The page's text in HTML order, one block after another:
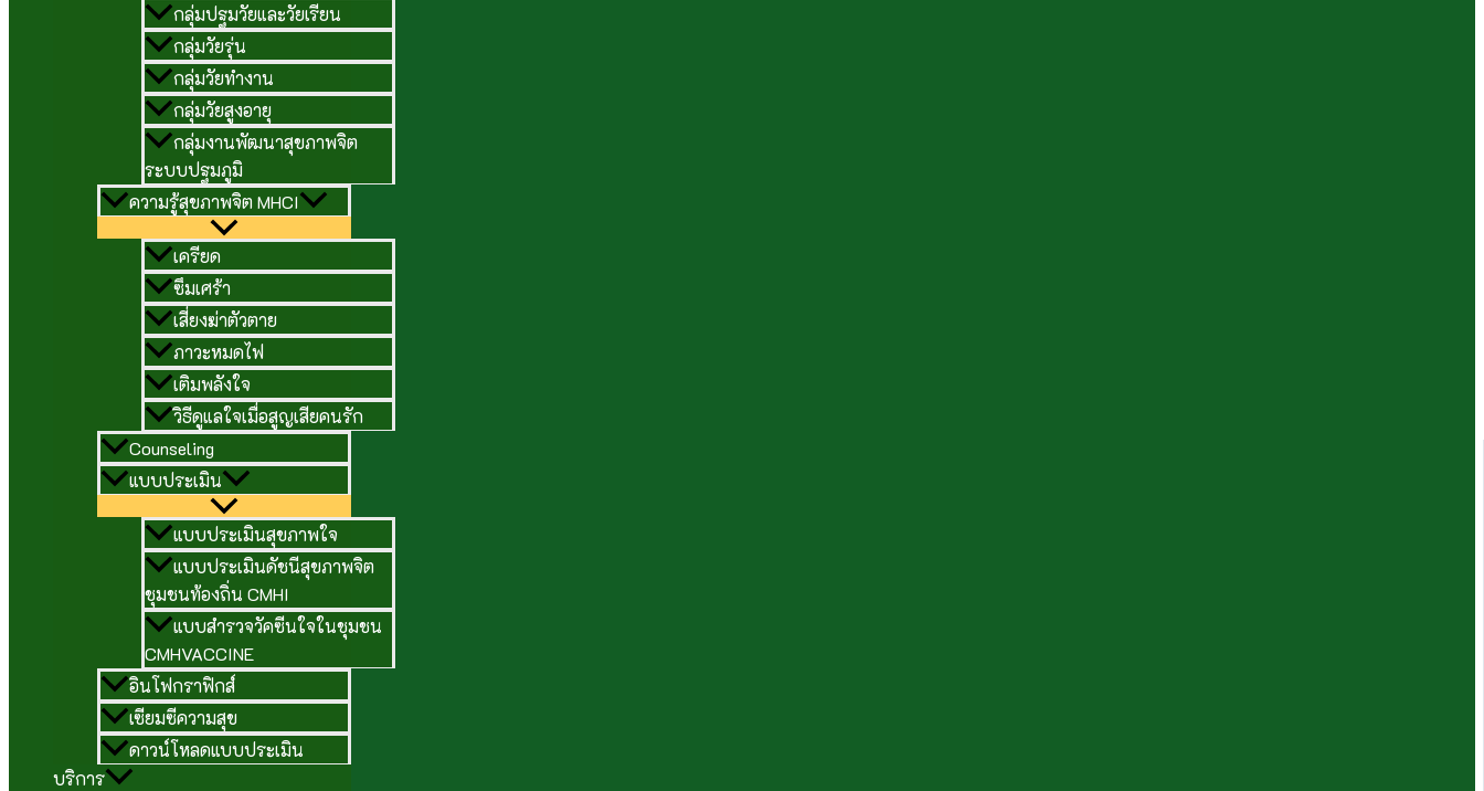
กลุ่มปฐมวัยและวัยเรียน
กลุ่มวัยรุ่น
กลุ่มวัยทำงาน
กลุ่มวัยสูงอายุ
กลุ่มงานพัฒนาสุขภาพจิต
ระบบปฐมภูมิ
ความรู้สุขภาพจิต MHCI
เครียด
ซึมเศร้า
เสี่ยงฆ่าตัวตาย
ภาวะหมดไฟ
เติมพลังใจ
วิธีดูแลใจเมื่อสูญเสียคนรัก
Counseling
แบบประเมิน
แบบประเมินสุขภาพใจ
แบบประเมินดัชนีสุขภาพจิต
ชุมชนท้องถิ่น CMHI
แบบสำรวจวัคซีนใจในชุมชน
CMHVACCINE
อินโฟกราฟิกส์
เซียมซีความสุข
ดาวน์โหลดแบบประเมิน
บริการ